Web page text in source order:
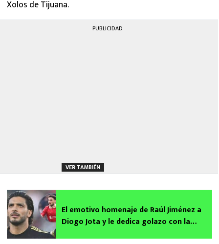
Xolos de Tijuana.
PUBLICIDAD
VER TAMBIÉN
El emotivo homenaje de Raúl Jiménez a
Diogo Jota y le dedica golazo con la